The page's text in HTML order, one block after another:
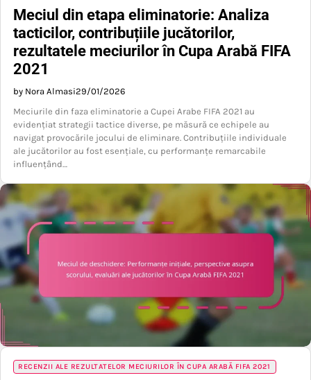
Meciul din etapa eliminatorie: Analiza
tacticilor, contribuțiile jucătorilor,
rezultatele meciurilor în Cupa Arabă FIFA
2021
by Nora Almasi29/01/2026
Meciurile din faza eliminatorie a Cupei Arabe FIFA 2021 au
evidențiat strategii tactice diverse, pe măsură ce echipele au
navigat provocările jocului de eliminare. Contribuțiile individuale
ale jucătorilor au fost esențiale, cu performanțe remarcabile
influențând…
RECENZII ALE REZULTATELOR MECIURILOR ÎN CUPA ARABĂ FIFA 2021